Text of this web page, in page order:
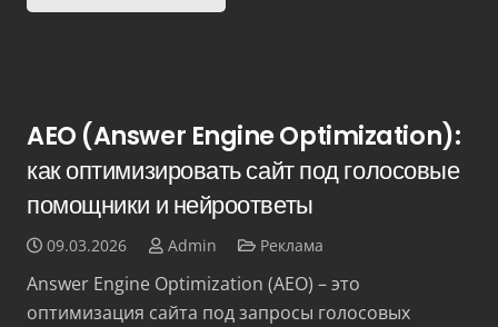
AEO (Answer Engine Optimization):
как оптимизировать сайт под голосовые
помощники и нейроответы
09.03.2026 Admin Реклама
Answer Engine Optimization (AEO) – это
оптимизация сайта под запросы голосовых